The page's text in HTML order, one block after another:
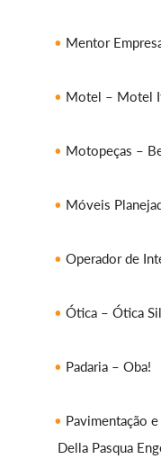
Mentor
Motel – Motel
Motopeças –
Móveis
Operador de
Ótica – Ótica
Padaria – Oba!
Pavimentação
Della Pasqua